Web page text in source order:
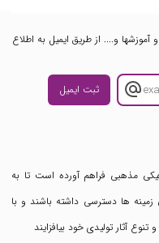
آموزشها و.... از طریق ایمیل به اطلاع
ثبت ایمیل
مذهبی فراهم آورده است تا به
زمینه ها دسترسی داشته باشند و با
تنوع آثار تولیدی خود بیافزایند